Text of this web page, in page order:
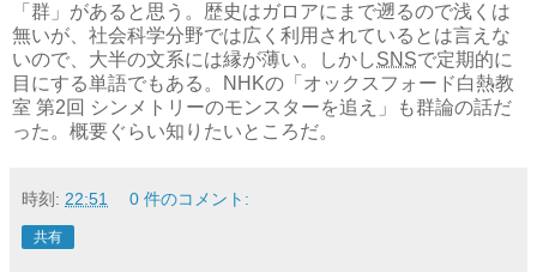
「群」があると思う。歴史はガロアにまで遡るので浅くは
無いが、社会科学分野では広く利用されているとは言えな
いので、大半の文系には縁が薄い。しかしSNSで定期的に
目にする単語でもある。NHKの「オックスフォード白熱教
室 第2回 シンメトリーのモンスターを追え」も群論の話だ
った。概要ぐらい知りたいところだ。
時刻: 22:51 0 件のコメント:
共有